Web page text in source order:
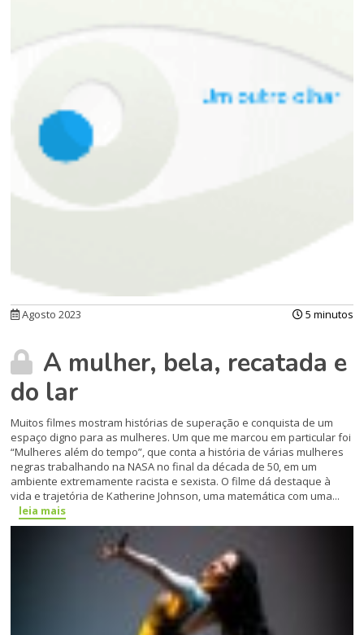
Agosto 2023 5 minutos
A mulher, bela, recatada e
do lar
Muitos filmes mostram histórias de superação e conquista de um
espaço digno para as mulheres. Um que me marcou em particular foi
“Mulheres além do tempo”, que conta a história de várias mulheres
negras trabalhando na NASA no final da década de 50, em um
ambiente extremamente racista e sexista. O filme dá destaque à
vida e trajetória de Katherine Johnson, uma matemática com uma...
leia mais